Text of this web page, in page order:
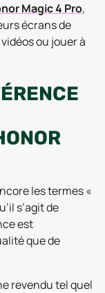
Magic 4 Pro,
écrans de
ou jouer à
les termes «
s’agit de
est
que de
revendu tel quel